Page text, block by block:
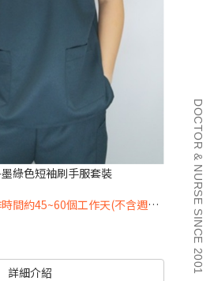
綠色短袖刷手服套裝
個工作天(不含週六日及國定假日)
詳細介紹 DOCTOR & NURSE SINCE 2001